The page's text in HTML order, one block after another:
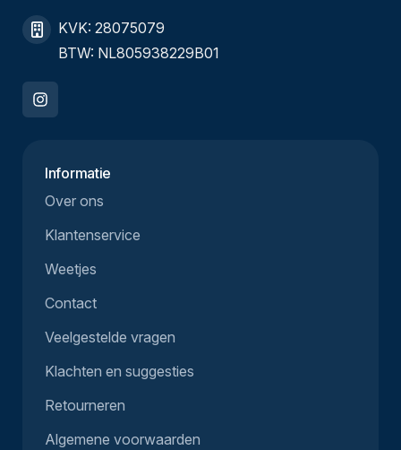
KVK: 28075079
BTW: NL805938229B01
Informatie
Over ons
Klantenservice
Weetjes
Contact
Veelgestelde vragen
Klachten en suggesties
Retourneren
Algemene voorwaarden